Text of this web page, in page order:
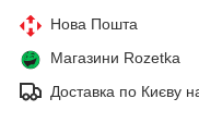
Нова Пошта
Магазини Rozetka
Доставка по Києву